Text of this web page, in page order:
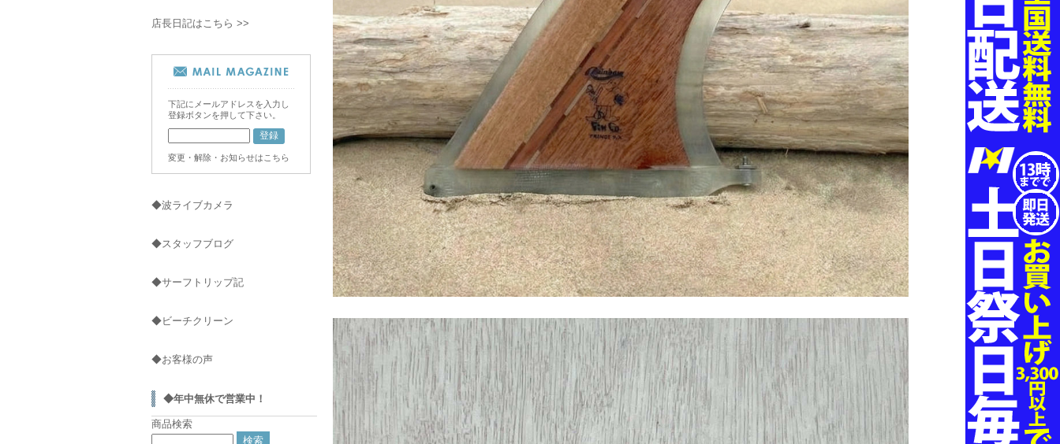
店長日記はこちら >>
下記にメールアドレスを入力し
登録ボタンを押して下さい。
変更・解除・お知らせはこちら
◆波ライブカメラ
◆スタッフブログ
◆サーフトリップ記
◆ビーチクリーン
◆お客様の声
◆年中無休で営業中！
商品検索